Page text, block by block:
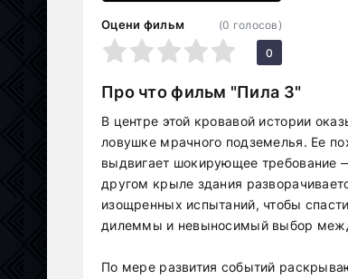
Оцени фильм
5
(0 голосов)
0
Про что фильм "Пила 3"
В центре этой кровавой истории
ловушке мрачного подземелья. Ее
выдвигает шокирующее требование
другом крыле здания
изощренных испытаний, чтобы
дилеммы и невыносимый выбор
По мере развития событий